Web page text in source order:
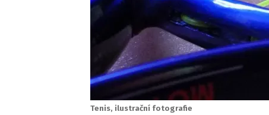
Tenis, ilustrační fotografie